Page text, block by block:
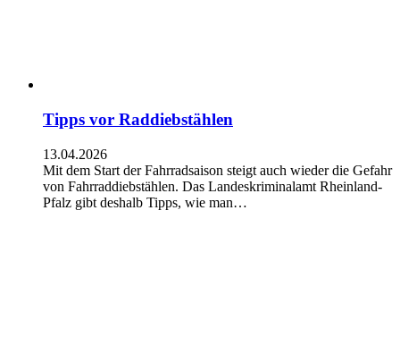
Tipps vor Raddiebstählen
13.04.2026
Mit dem Start der Fahrradsaison steigt auch wieder die Gefahr
von Fahrraddiebstählen. Das Landeskriminalamt Rheinland-
Pfalz gibt deshalb Tipps, wie man…